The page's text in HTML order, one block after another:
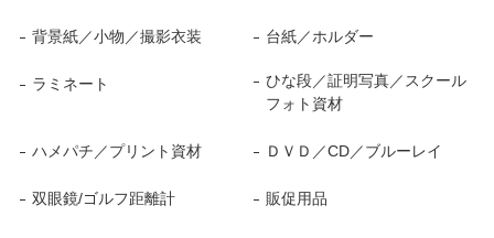
背景紙／小物／撮影衣装 台紙／ホルダー
ラミネート
ひな段／証明写真／スクール
フォト資材
ハメパチ／プリント資材 ＤＶＤ／CD／ブルーレイ
双眼鏡/ゴルフ距離計 販促用品